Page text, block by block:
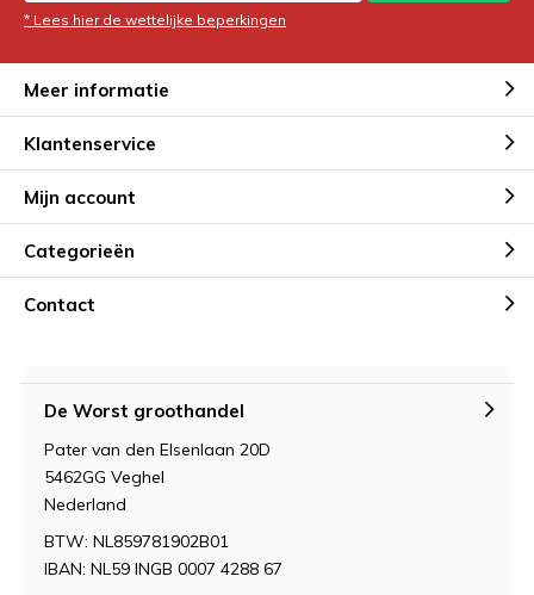
* Lees hier de wettelijke beperkingen
Meer informatie
Klantenservice
Mijn account
Categorieën
Contact
De Worst groothandel
Pater van den Elsenlaan 20D
5462GG Veghel
Nederland
BTW: NL859781902B01
IBAN: NL59 INGB 0007 4288 67